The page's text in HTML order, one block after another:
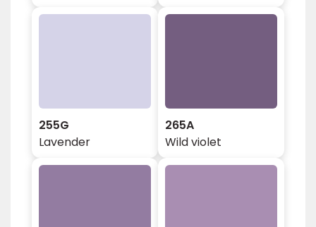
255G
Lavender
265A
Wild violet